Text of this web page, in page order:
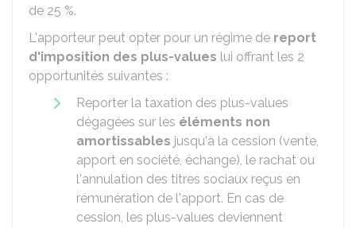
de 25 %.
L'apporteur peut opter pour un régime de report
d'imposition des plus-values lui offrant les 2
opportunités suivantes :
Reporter la taxation des plus-values
dégagées sur les éléments non
amortissables jusqu'à la cession (vente,
apport en société, échange), le rachat ou
l'annulation des titres sociaux reçus en
rémunération de l'apport. En cas de
cession, les plus-values deviennent